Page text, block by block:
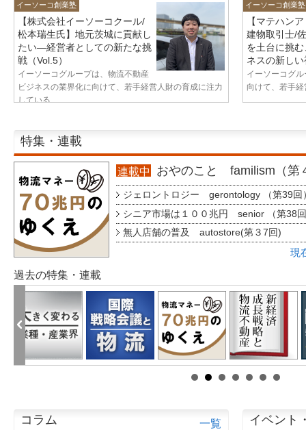
イーソーコ創業塾
【株式会社イーソーコクール/
松本瑞生氏】地元茨城に貢献し
たい—経営者としての新たな挑
戦（Vol.5）
イーソーコグループは、物流不動産
ビジネスの業界化に向けて、若手経営人財の育成に注力
している...
イーソーコ創業塾
【マテハン
建物取引士/
を土台に挑
ネスの新し
イーソーコグ
向けて、若手
特集・連載
連載中 おやのこと familism（第
ジェロントロジー gerontology （第39回
シニア市場は１００兆円 senior （第38
無人店舗の普及 autostore(第３7回)
現
過去の特集・連載
コラム 一覧 イベント